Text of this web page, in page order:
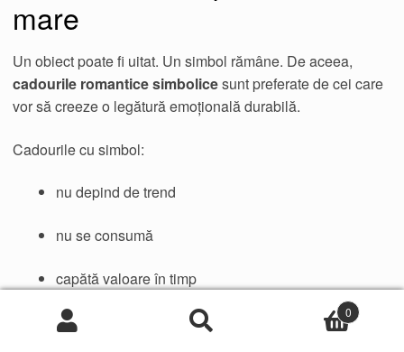
mare
Un obiect poate fi uitat. Un simbol rămâne. De aceea,
cadourile romantice simbolicesunt preferate de cei care
vor să creeze o legătură emoțională durabilă.
Cadourile cu simbol:
nu depind de trend
nu se consumă
capătă valoare în timp
Ele devin parte din povestea voastră. 0